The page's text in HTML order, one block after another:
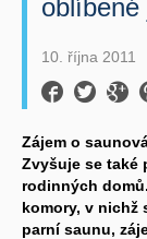
10. října 2011
Zájem o
Zvyšuje se také
rodinných
komory, v nichž
parní saunu,